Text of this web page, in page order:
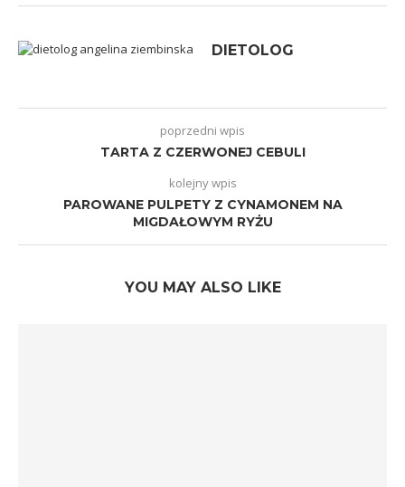
DIETOLOG
poprzedni wpis
TARTA Z CZERWONEJ CEBULI
kolejny wpis
PAROWANE PULPETY Z CYNAMONEM NA
MIGDAŁOWYM RYŻU
YOU MAY ALSO LIKE